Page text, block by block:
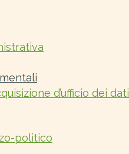
d’ufficio dei dati
politico